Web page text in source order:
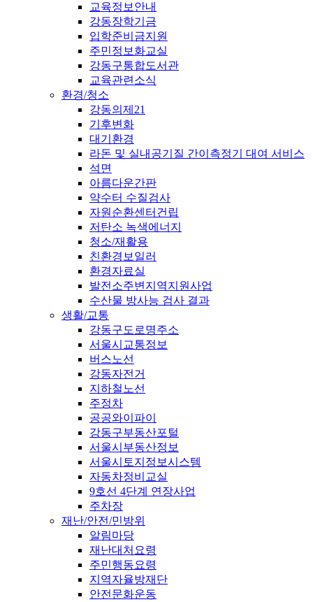
교육정보안내
강동장학기금
입학준비금지원
주민정보화교실
강동구통합도서관
교육관련소식
환경/청소
강동의제21
기후변화
대기환경
라돈 및 실내공기질 간이측정기 대여 서비스
석면
아름다운간판
약수터 수질검사
자원순환센터건립
저탄소 녹색에너지
청소/재활용
친환경보일러
환경자료실
발전소주변지역지원사업
수산물 방사능 검사 결과
생활/교통
강동구도로명주소
서울시교통정보
버스노선
강동자전거
지하철노선
주정차
공공와이파이
강동구부동산포털
서울시부동산정보
서울시토지정보시스템
자동차정비교실
9호선 4단계 연장사업
주차장
재난/안전/민방위
알림마당
재난대처요령
주민행동요령
지역자율방재단
안전문화운동